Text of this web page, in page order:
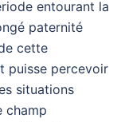
entourant la
paternité
cette
puisse percevoir
situations
champ